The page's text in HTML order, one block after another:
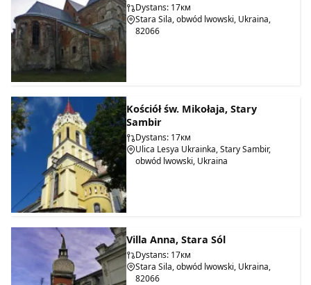
Dystans: 17км
Stara Sila, obwód lwowski, Ukraina,
82066
Kościół św. Mikołaja, Stary
Sambir
Dystans: 17км
Ulica Lesya Ukrainka, Stary Sambir,
obwód lwowski, Ukraina
Villa Anna, Stara Sól
Dystans: 17км
Stara Sila, obwód lwowski, Ukraina,
82066